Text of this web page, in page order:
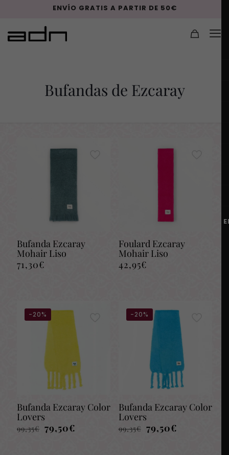
ENVÍO GRATIS A PARTIR DE 50€
Bufandas de Ezcaray
Bufanda Ezcaray
Mohair Liso
71,30€
Foulard Ezcaray
Mohair Liso
42,95€
-20%
Bufanda Ezcaray Color
Lovers
99,35€ El
precio
79,50€
-20%
Bufanda Ezcaray Color
Lovers
99,35€ El
precio
79,50€